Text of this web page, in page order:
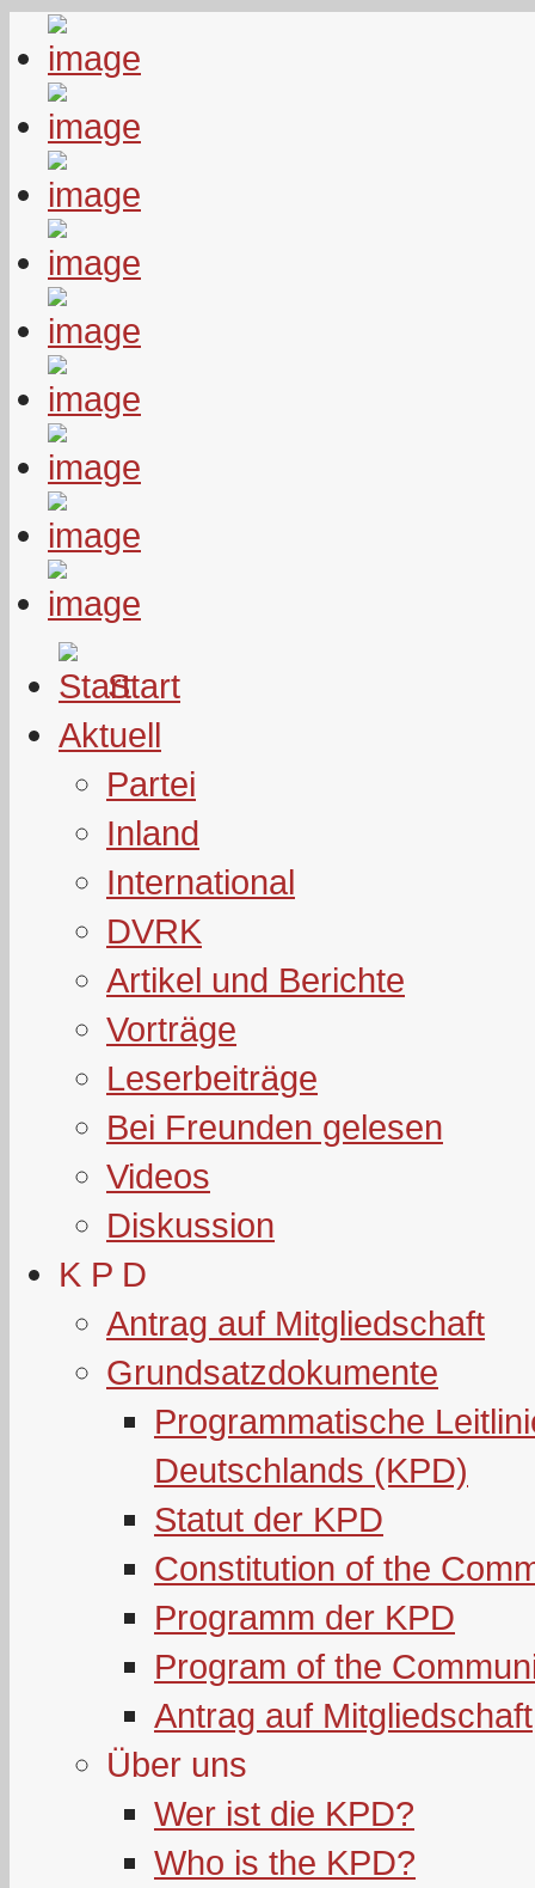
Start
Aktuell
Partei
Inland
International
DVRK
Artikel und Berichte
Vorträge
Leserbeiträge
Bei Freunden gelesen
Videos
Diskussion
K P D
Antrag auf Mitgliedschaft
Grundsatzdokumente
Programmatische
Deutschlands (KPD)
Statut der KPD
Constitution of the
Programm der KPD
Program of the
Antrag auf Mitgliedschaft
Über uns
Wer ist die KPD?
Who is the KPD?